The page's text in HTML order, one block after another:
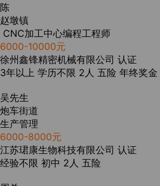
陈
赵墩镇
CNC加工中心编程工程师
6000-10000元
徐州鑫锋精密机械有限公司 认证
3年以上 学历不限 2人 五险 年终奖金
吴先生
炮车街道
生产管理
6000-8000元
江苏珺康生物科技有限公司 认证
经验不限 初中 2人 五险